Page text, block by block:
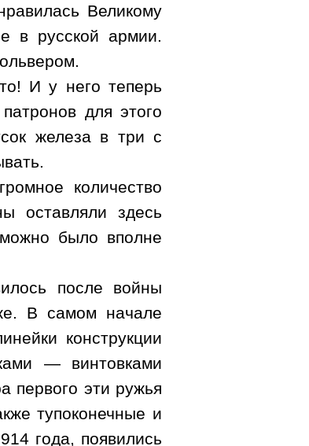
Великому
в русской армии.
И у него теперь
для этого
железа в три с
количество
оставляли здесь
было вполне
после войны
В самом начале
конструкции
— винтовками
первого эти ружья
тупоконечные и
года, появились